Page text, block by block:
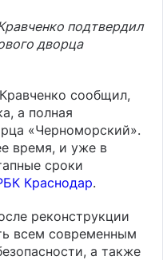
подтвердил
дворца
сообщил,
а полная
«Черноморский».
время, и уже в
сроки
Краснодар.
реконструкции
всем современным
а также